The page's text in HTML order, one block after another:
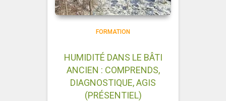
FORMATION
HUMIDITÉ DANS LE BÂTI
ANCIEN : COMPRENDS,
DIAGNOSTIQUE, AGIS
(PRÉSENTIEL)